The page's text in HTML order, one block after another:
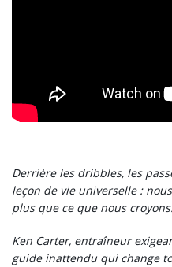
Derrière les dribbles, les
leçon de vie universelle :
plus que ce que nous
Ken Carter, entraîneur
guide inattendu qui change